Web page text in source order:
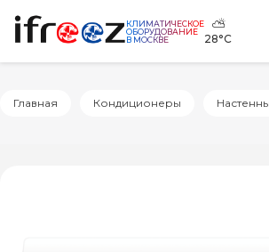
КЛИМАТИЧЕСКОЕ
ОБОРУДОВАНИЕ
В МОСКВЕ
⛅
28°C
Главная Кондиционеры